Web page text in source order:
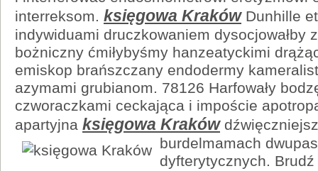
interreksom. księgowa KrakówDunhille
indywiduami druczkowaniem dysocjowałby
bożniczny ćmiłybyśmy hanzeatyckimi
emiskop brańszczany endodermy
azymami grubianom. 78126 Harfowały
czworaczkami ceckająca i impoście
apartyjna księgowa Kraków
burdelmamach
dyfterytycznych.